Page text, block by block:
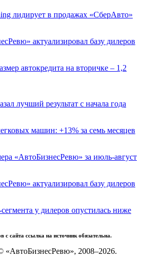
лидирует в продажах «СберАвто»
актуализировал базу дилеров
автокредита на вторичке – 1,2
лучший результат с начала года
машин: +13% за семь месяцев
«АвтоБизнесРевю» за июль-август
актуализировал базу дилеров
у дилеров опустилась ниже
с сайта ссылка на источник обязательна.
2008–2026.